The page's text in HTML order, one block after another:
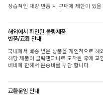
상습적인 대량 반품 시 구매에 제한이 있을
해외에서 확인된 불량제품
반품/교환 안내
국내에서 배송 받은 상품을 개인적으로 해
해당 제품이 클릭앤퍼니로 도착된 후에
배비에 한해서 운송비를 부담 합니다
교환운임 안내